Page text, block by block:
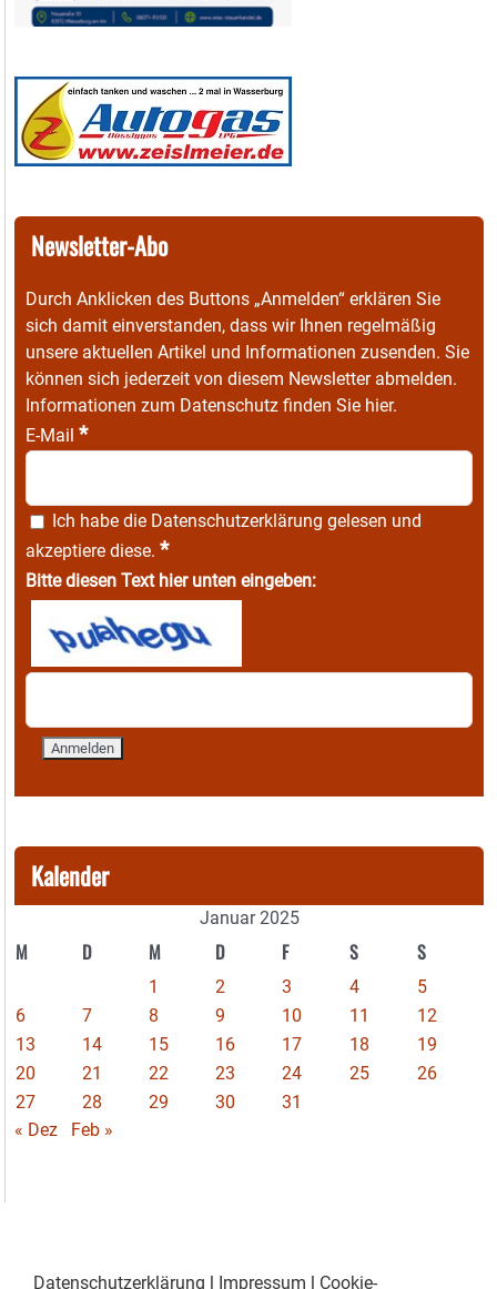
Newsletter-Abo
Durch Anklicken des Buttons „Anmelden“ erklären Sie
sich damit einverstanden, dass wir Ihnen regelmäßig
unsere aktuellen Artikel und Informationen zusenden. Sie
können sich jederzeit von diesem Newsletter abmelden.
Informationen zum Datenschutz finden Sie hier.
E-Mail *
Ich habe die Datenschutzerklärung gelesen und
akzeptiere diese. *
Bitte diesen Text hier unten eingeben:
Kalender
Januar 2025
M D M D F S S
1 2 3 4
5
6
7 8 9 10 11
12
13
14 15 16 17 18
19
20
21 22 23 24 25
26
27
28 29 30
31
« Dez
Feb »
Datenschutzerklärung | Impressum | Cookie-